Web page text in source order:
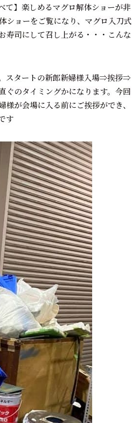
て】楽しめるマグロ解体ショーが非
ショーをご覧になり、マグロ入刀式
寿司にして召し上がる・・・こんな
スタートの新郎新婦様入場⇒挨拶⇒
ぐのタイミングかになります。今回
が会場に入る前にご挨拶ができ、
す